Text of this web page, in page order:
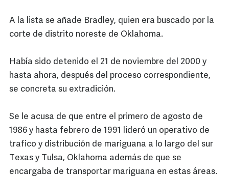
A la lista se añade Bradley, quien era buscado por la
corte de distrito noreste de Oklahoma.
Había sido detenido el 21 de noviembre del 2000 y
hasta ahora, después del proceso correspondiente,
se concreta su extradición.
Se le acusa de que entre el primero de agosto de
1986 y hasta febrero de 1991 lideró un operativo de
trafico y distribución de mariguana a lo largo del sur
Texas y Tulsa, Oklahoma además de que se
encargaba de transportar mariguana en estas áreas.